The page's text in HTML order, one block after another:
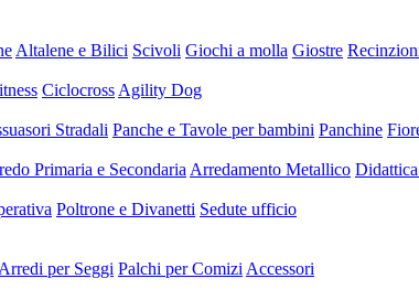
Altalene e Bilici Scivoli Giochi a molla Giostre
Ciclocross Agility Dog
Stradali Panche e Tavole per bambini Panchine
Primaria e Secondaria Arredamento Metallico
Poltrone e Divanetti Sedute ufficio
per Seggi Palchi per Comizi Accessori